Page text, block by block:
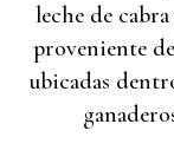
leche de
proveniente
ubicadas